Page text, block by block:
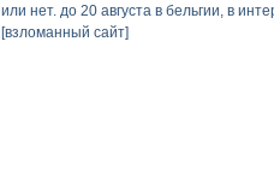
или нет. до 20 августа в бельгии, в
[взломанный сайт]